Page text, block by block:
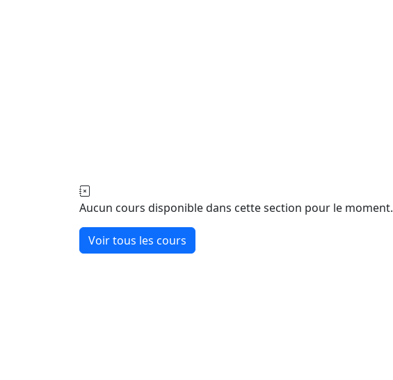
Aucun cours disponible dans cette section pour le moment.
Voir tous les cours